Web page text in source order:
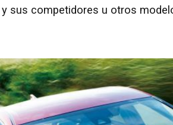
sus competidores u otros